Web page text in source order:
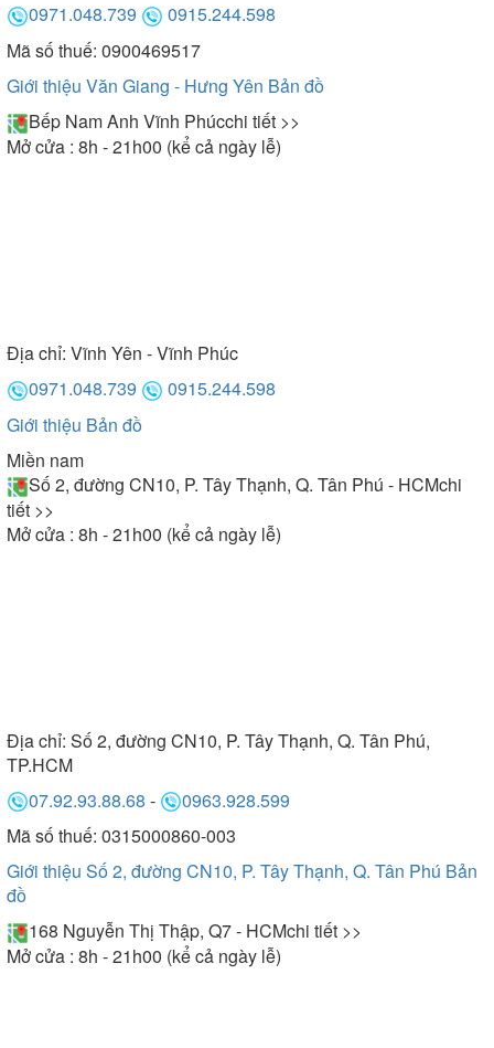
0971.048.739
0915.244.598
Mã số thuế: 0900469517
Giới thiệu Văn Giang - Hưng Yên Bản đồ
Bếp Nam Anh Vĩnh Phúcchi tiết >>
Mở cửa : 8h - 21h00 (kể cả ngày lễ)
Địa chỉ: Vĩnh Yên - Vĩnh Phúc
0971.048.739
0915.244.598
Giới thiệu Bản đồ
Miền nam
Số 2, đường CN10, P. Tây Thạnh, Q. Tân Phú - HCMchi
tiết >>
Mở cửa : 8h - 21h00 (kể cả ngày lễ)
Địa chỉ: Số 2, đường CN10, P. Tây Thạnh, Q. Tân Phú,
TP.HCM
07.92.93.88.68 -
0963.928.599
Mã số thuế: 0315000860-003
Giới thiệu Số 2, đường CN10, P. Tây Thạnh, Q. Tân Phú Bản
đồ
168 Nguyễn Thị Thập, Q7 - HCMchi tiết >>
Mở cửa : 8h - 21h00 (kể cả ngày lễ)